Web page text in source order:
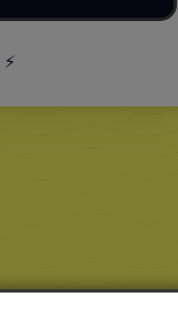
⚡️